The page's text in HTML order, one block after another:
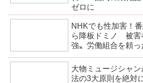
ゼロに
NHKでも性加害！
ら降板ドミノ 被害
強〟労働組合を頼っ
大物ミュージシャ
法の3大原則を絶対